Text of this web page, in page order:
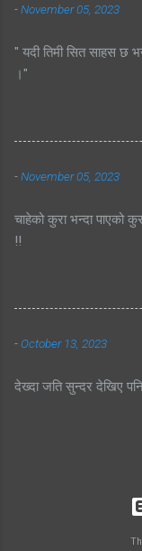
-November 05, 2023
" यदी तिमी सित साहस छ
।"
-November 05, 2023
चाहेको कुरा भन्दा पाएको
!!
-October 13, 2023
देख्दा जति सुन्दर देखिए